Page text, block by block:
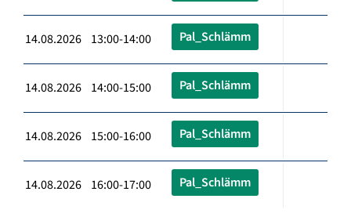
14.08.2026 13:00-14:00 Pal_Schlämm
14.08.2026 14:00-15:00 Pal_Schlämm
14.08.2026 15:00-16:00 Pal_Schlämm
14.08.2026 16:00-17:00 Pal_Schlämm